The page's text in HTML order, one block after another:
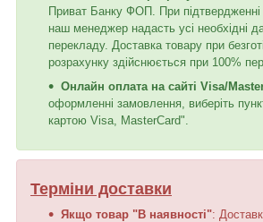
Приват Банку ФОП. При
наш менеджер надасть усі необхідні
перекладу. Доставка товару при
розрахунку здійснюється при 100%
Онлайн оплата на сайті Visa/
оформленні замовлення, виберіть
картою Visa, MasterCard".
Терміни доставки
Якщо товар "В наявності":